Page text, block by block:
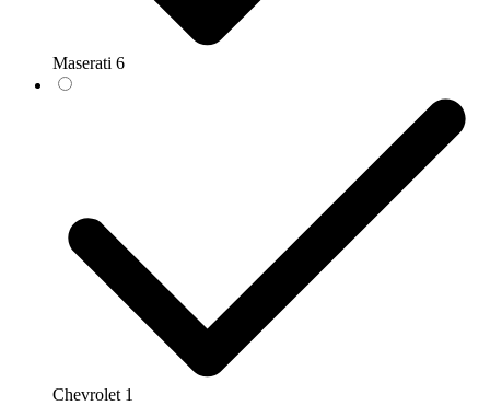
Maserati 6
Chevrolet 1